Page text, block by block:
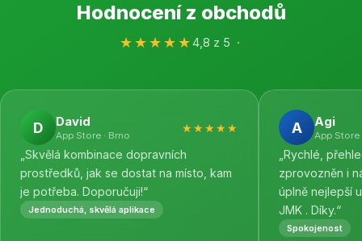
Hodnocení z obchodů
★★★★★4,8 z 5 ·
D David
App Store · Brno
★★★★★
„Skvělá kombinace dopravních
prostředků, jak se dostat na místo, kam
je potřeba. Doporučuji!“
Jednoduchá, skvělá aplikace
A Agi
App Store
„Rychlé,
zprovozněn i
úplně nejlepší
JMK . Díky.“
Spokojenost